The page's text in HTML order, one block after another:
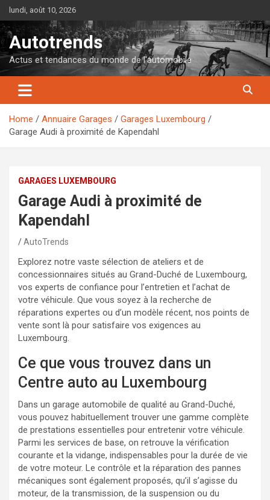
Skip
to
content
lundi, août 10, 2026
Autotrends
Actus et tendances du monde de l'automobile
Home Annuaire Garages
Garages Luxembourg
Garage Audi à proximité de Kapendahl
GARAGES LUXEMBOURG
Garage Audi à proximité de
Kapendahl
AutoTrends
Explorez notre vaste sélection de ateliers et de
concessionnaires situés au Grand-Duché de Luxembourg,
vos experts de confiance pour l’entretien et l’achat de
votre véhicule. Que vous soyez à la recherche de
réparations expertes ou d’un modèle récent, nos points de
vente sont là pour satisfaire vos exigences au
Luxembourg.
Ce que vous trouvez dans un
Centre auto au Luxembourg
Dans un garage automobile de qualité au Grand-Duché,
vous pouvez habituellement trouver une gamme complète
de prestations essentielles pour entretenir votre véhicule.
Parmi les services de base, on retrouve la vérification
courante et la vidange, indispensables pour la durée de vie
de votre moteur. Le contrôle et la réparation des pannes
mécaniques sont également proposés, qu’il s’agisse du
moteur, de la transmission, de la suspension ou du